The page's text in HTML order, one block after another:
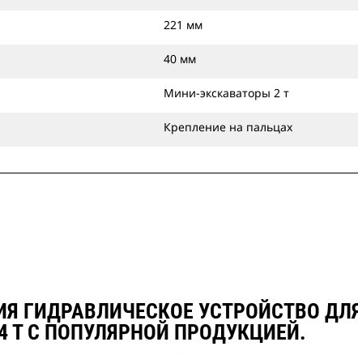
221 мм
40 мм
Мини-экскаваторы 2 т
Крепление на пальцах
ГИДРАВЛИЧЕСКОЕ УСТРОЙСТВО
Т С ПОПУЛЯРНОЙ ПРОДУКЦИЕЙ.